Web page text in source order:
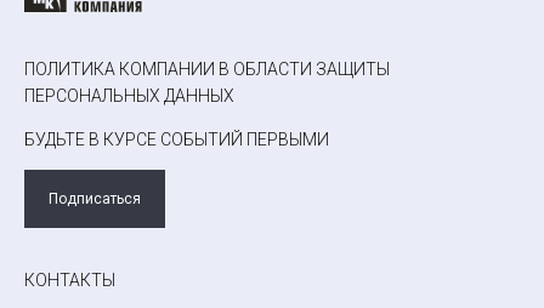
ПОЛИТИКА КОМПАНИИ В ОБЛАСТИ ЗАЩИТЫ
ПЕРСОНАЛЬНЫХ ДАННЫХ
БУДЬТЕ В КУРСЕ СОБЫТИЙ ПЕРВЫМИ
Подписаться
КОНТАКТЫ